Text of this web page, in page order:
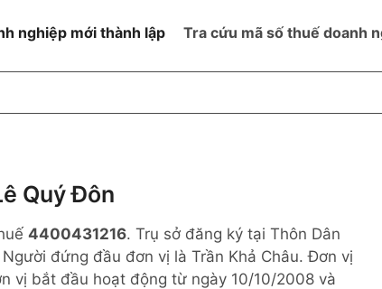
Ngừng hoạt động nhưng chưa
hoàn thành thủ tục đóng MST
Không hoạt động tại địa chỉ đã
đăng ký
nghiệp mới thành lập Tra cứu mã số thuế doanh
Quý Đôn
4400431216. Trụ sở đăng ký tại Thôn Dân
đứng đầu đơn vị là Trần Khả Châu. Đơn vị
vị bắt đầu hoạt động từ ngày 10/10/2008 và